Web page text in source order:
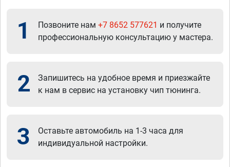
1 Позвоните нам +7 8652 577621 и получите
профессиональную консультацию у мастера.
2
Запишитесь на удобное время и приезжайте
к нам в сервис на установку чип тюнинга.
3
Оставьте автомобиль на 1-3 часа для
индивидуальной настройки.